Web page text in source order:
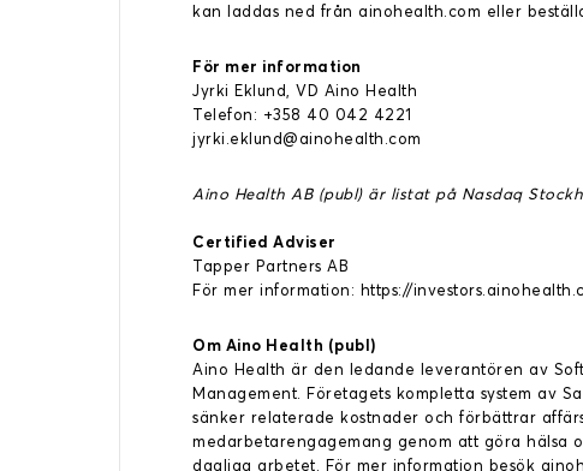
kan laddas ned från ainohealth.com eller
För mer information
Jyrki Eklund, VD Aino Health
Telefon: +358 40 042 4221
jyrki.eklund@ainohealth.com
Aino Health AB (publ) är listat på Nasdaq
Certified Adviser
Tapper Partners AB
För mer information: https://
Om Aino Health (publ)
Aino Health är den ledande leverantören av
Management. Företagets kompletta system av
sänker relaterade kostnader och förbättrar
medarbetarengagemang genom att göra
dagliga arbetet. För mer information besök